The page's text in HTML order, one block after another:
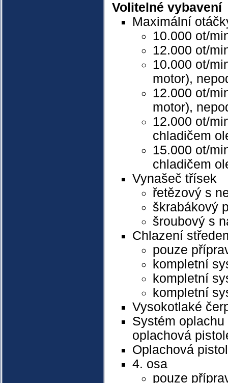
Volitelné vybavení
Maximální
10.000 ot/
12.000 ot/
10.000 ot/
motor),
12.000 ot/
motor),
12.000 ot/
chladičem
15.000 ot/
chladičem
Vynašeč třísek
řetězový s
škrabákový
šroubový s
Chlazení
pouze
kompletní
kompletní
kompletní
Vysokotlaké
Systém
oplachová
Oplachová
4. osa
pouze